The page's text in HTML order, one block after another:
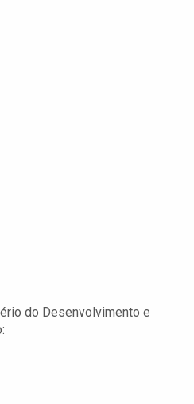
do Desenvolvimento e